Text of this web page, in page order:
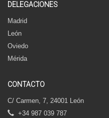
DELEGACIONES
Madrid
León
Oviedo
Mérida
CONTACTO
C/ Carmen, 7, 24001 León
+34 987 039 787